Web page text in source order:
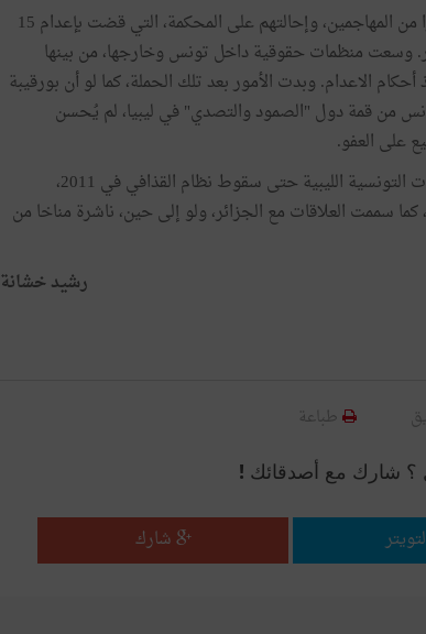
إلى جانب أسر المرغني والشريف، تم أسر حوالي أربعين عنصرا من المهاجمين، وإحالتهم على المحكمة، التي قضت بإعدام 15
من الفرار. وسعت منظمات حقوقية داخل تونس وخارجها، من بينها
الاعدام. وبدت الأمور بعد تلك الحملة، كما لو أن بورقيبة
من قمة دول "الصمود والتصدي" في ليبيا، لم يُحسن
على العفو.
قُصارى القول إن "عملية قفصة" ظلت علامة سوداء في العلاقات التونسية الليبية حتى سقوط نظام القذافي في 2011،
سممت العلاقات مع الجزائر، ولو إلى حين، ناشرة مناخا من
رشيد خشانة
طباعة
؟ شارك مع أصدقائك !
شارك